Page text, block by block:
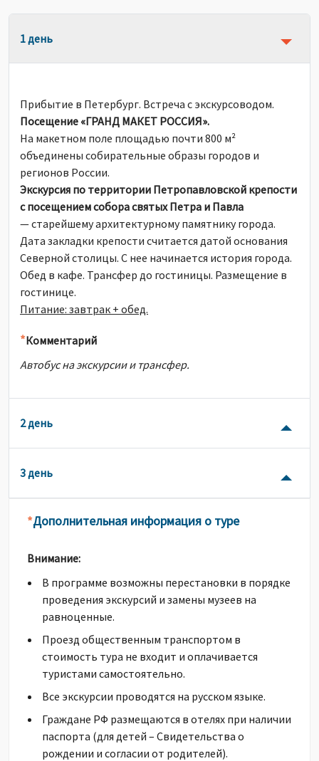
1 день
Прибытие в Петербург. Встреча с экскурсоводом.
Посещение «ГРАНД МАКЕТ РОССИЯ».
На макетном поле площадью почти 800 м²
объединены собирательные образы городов и
регионов России.
Экскурсия по территории Петропавловской крепости
с посещением собора святых Петра и Павла
— старейшему архитектурному памятнику города.
Дата закладки крепости считается датой основания
Северной столицы. С нее начинается история города.
Обед в кафе. Трансфер до гостиницы. Размещение в
гостинице.
Питание: завтрак + обед.
*Комментарий
Автобус на экскурсии и трансфер.
2 день
3 день
*Дополнительная информация о туре
Внимание:
В программе возможны перестановки в порядке
проведения экскурсий и замены музеев на
равноценные.
Проезд общественным транспортом в
стоимость тура не входит и оплачивается
туристами самостоятельно.
Все экскурсии проводятся на русском языке.
Граждане РФ размещаются в отелях при наличии
паспорта (для детей – Свидетельства о
рождении и согласии от родителей).